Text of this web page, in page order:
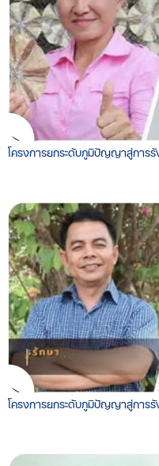
โครงการยกระดับภูมิปัญญาสู่การรั
โครงการยกระดับภูมิปัญญาสู่การรั